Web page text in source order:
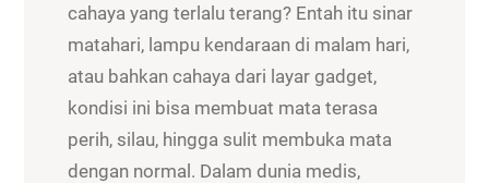
cahaya yang terlalu terang? Entah itu sinar
matahari, lampu kendaraan di malam hari,
atau bahkan cahaya dari layar gadget,
kondisi ini bisa membuat mata terasa
perih, silau, hingga sulit membuka mata
dengan normal. Dalam dunia medis,